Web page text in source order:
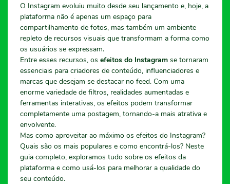
O Instagram evoluiu muito desde seu lançamento e, hoje, a
plataforma não é apenas um espaço para
compartilhamento de fotos, mas também um ambiente
repleto de recursos visuais que transformam a forma como
os usuários se expressam.
Entre esses recursos, os efeitos do Instagram se tornaram
essenciais para criadores de conteúdo, influenciadores e
marcas que desejam se destacar no feed. Com uma
enorme variedade de filtros, realidades aumentadas e
ferramentas interativas, os efeitos podem transformar
completamente uma postagem, tornando-a mais atrativa e
envolvente.
Mas como aproveitar ao máximo os efeitos do Instagram?
Quais são os mais populares e como encontrá-los? Neste
guia completo, exploramos tudo sobre os efeitos da
plataforma e como usá-los para melhorar a qualidade do
seu conteúdo.